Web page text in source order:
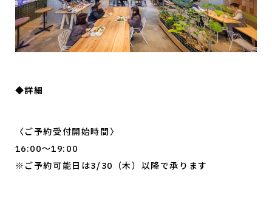
◆詳細
〈ご予約受付開始時間〉
16:00〜19:00
※ご予約可能日は3/30（木）以降で承ります